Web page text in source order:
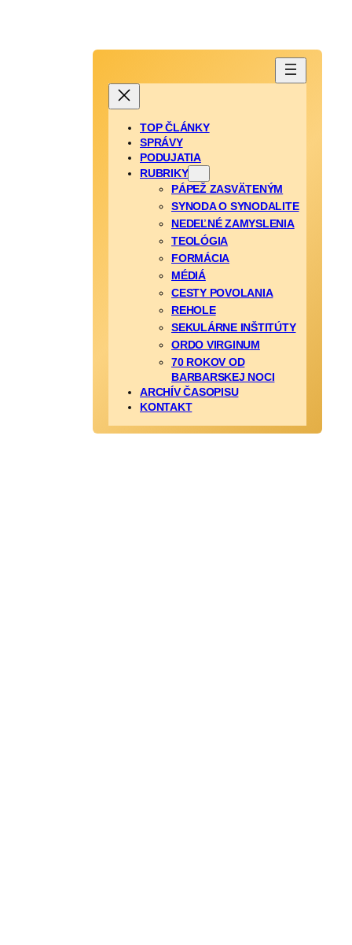
TOP ČLÁNKY
SPRÁVY
PODUJATIA
RUBRIKY
PÁPEŽ ZASVÄTENÝM
SYNODA O SYNODALITE
NEDEĽNÉ ZAMYSLENIA
TEOLÓGIA
FORMÁCIA
MÉDIÁ
CESTY POVOLANIA
REHOLE
SEKULÁRNE INŠTITÚTY
ORDO VIRGINUM
70 ROKOV OD
BARBARSKEJ NOCI
ARCHÍV ČASOPISU
KONTAKT